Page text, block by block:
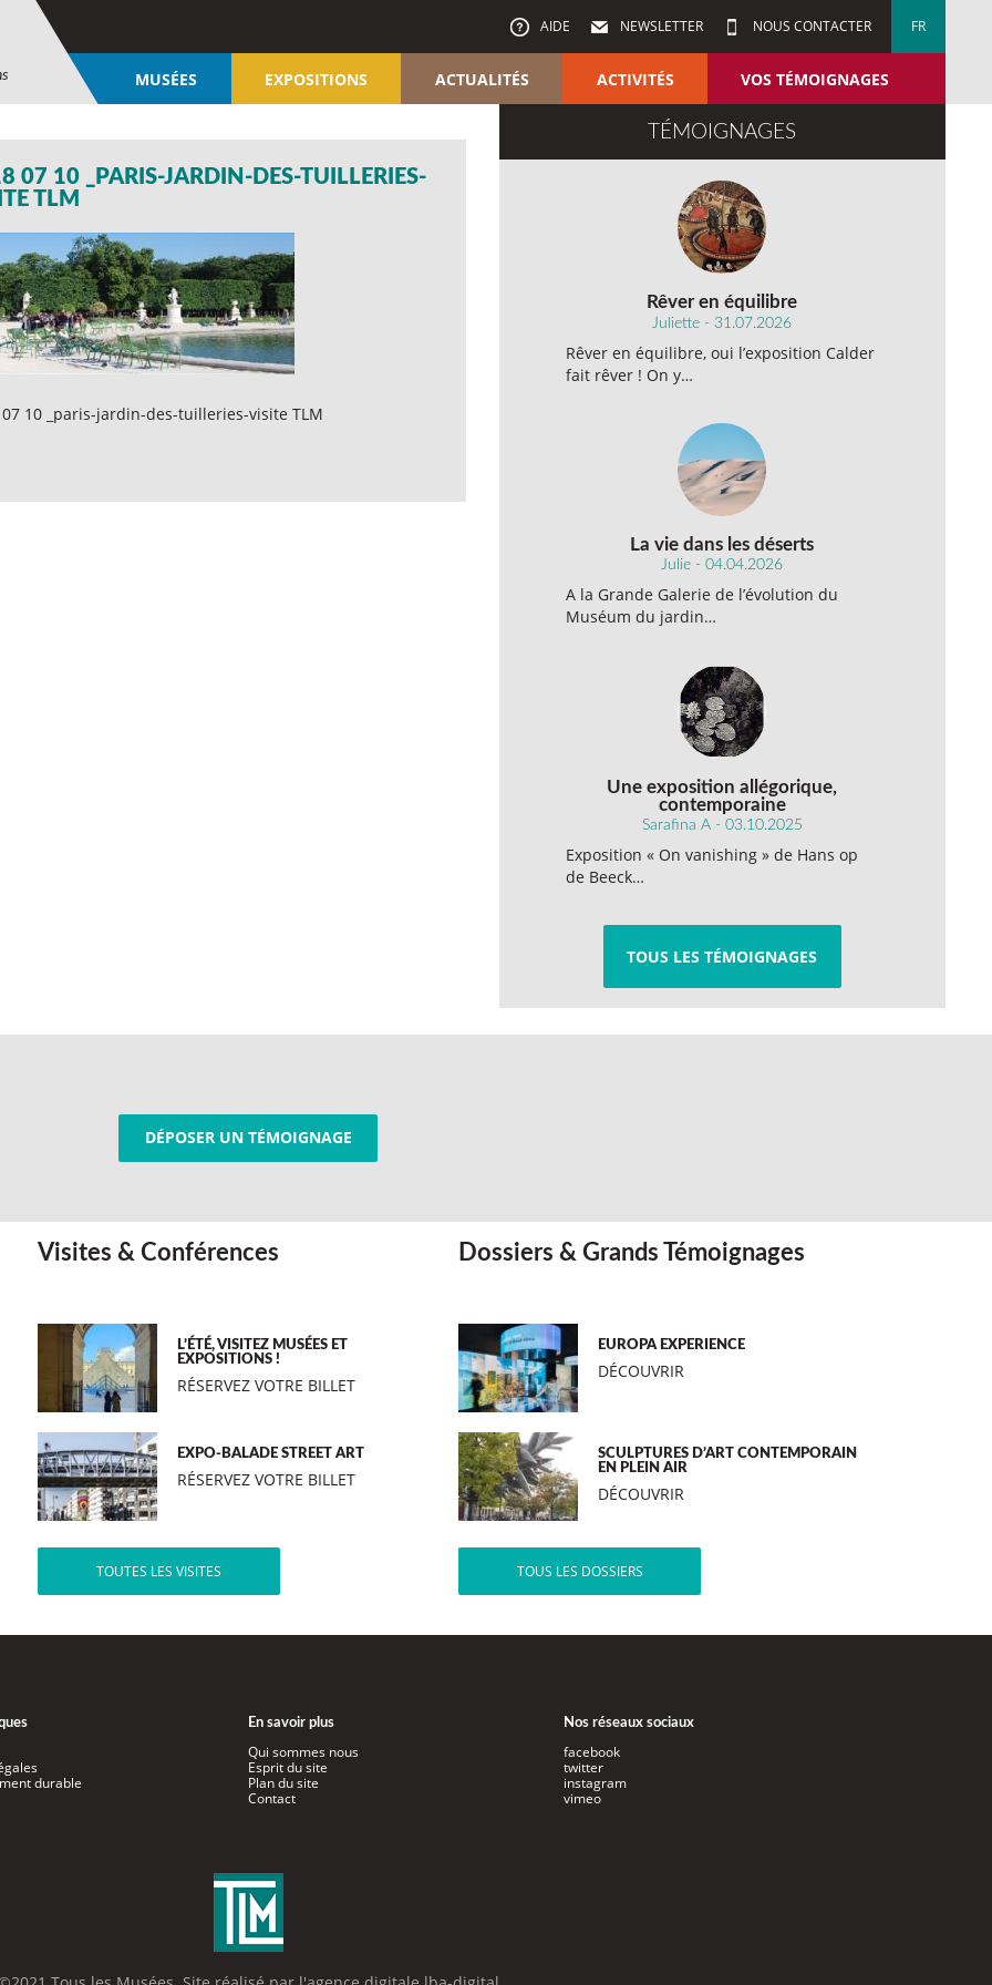
AIDE NEWSLETTER NOUS CONTACTER FR
MUSÉES EXPOSITIONS ACTUALITÉS ACTIVITÉS VOS TÉMOIGNAGES
07 10 _PARIS-JARDIN-DES-TUILLERIES-
TLM
10 _paris-jardin-des-tuilleries-visite TLM
TÉMOIGNAGES
Rêver en équilibre
Juliette - 31.07.2026
Rêver en équilibre, oui l’exposition Calder
fait rêver ! On y…
La vie dans les déserts
Julie - 04.04.2026
A la Grande Galerie de l’évolution du
Muséum du jardin…
Une exposition allégorique,
contemporaine
Sarafina A - 03.10.2025
Exposition « On vanishing » de Hans op
de Beeck…
TOUS LES TÉMOIGNAGES
DÉPOSER UN TÉMOIGNAGE
Visites & Conférences
L’ÉTÉ, VISITEZ MUSÉES ET
EXPOSITIONS !
RÉSERVEZ VOTRE BILLET
EXPO-BALADE STREET ART
RÉSERVEZ VOTRE BILLET
TOUTES LES VISITES
Dossiers & Grands Témoignages
EUROPA EXPERIENCE
DÉCOUVRIR
SCULPTURES D’ART CONTEMPORAIN
EN PLEIN AIR
DÉCOUVRIR
TOUS LES DOSSIERS
durable
En savoir plus
Qui sommes nous
Esprit du site
Plan du site
Contact
Nos réseaux sociaux
facebook
twitter
instagram
vimeo